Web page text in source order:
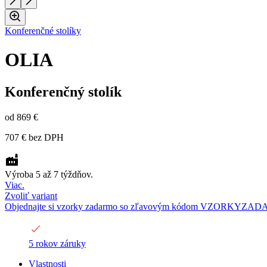
Konferenčné stolíky
OLIA
Konferenčný stolík
od 869 €
707 € bez DPH
Výroba 5 až 7 týždňov.
Viac.
Zvoliť variant
Objednajte si vzorky zadarmo so zľavovým kódom
5 rokov záruky
Vlastnosti